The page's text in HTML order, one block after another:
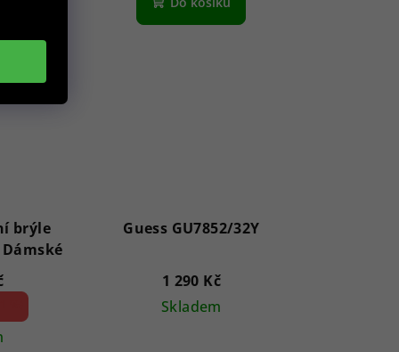
brýle
GF6143 28B 59 - Dámské
Guess GU7852/32Y
1 290 Kč
Skladem